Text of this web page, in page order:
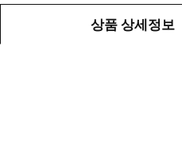
상품 상세정보